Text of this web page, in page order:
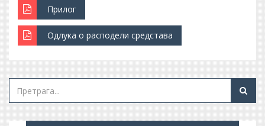
Прилог
Одлука о расподели средстава